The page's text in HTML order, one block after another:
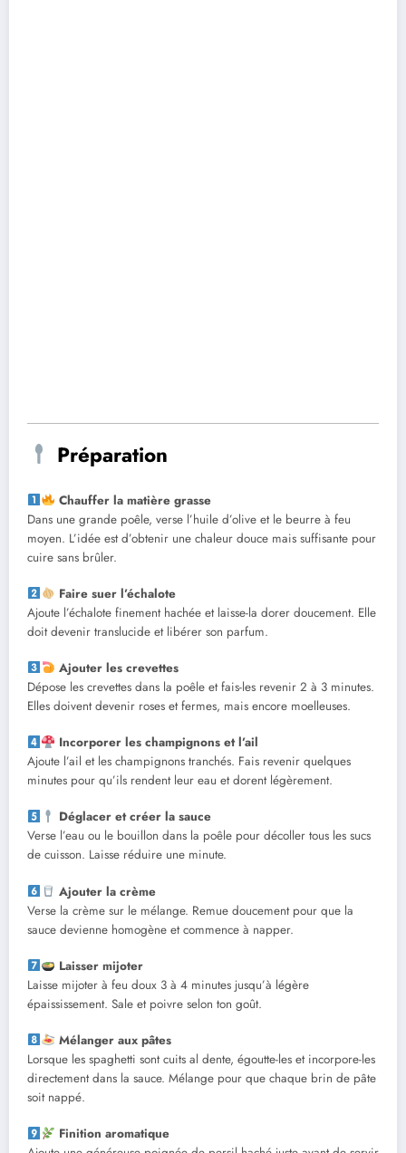
Préparation
Chauffer la matière grasse
Dans une grande poêle, verse l’huile d’olive et le beurre à feu
moyen. L’idée est d’obtenir une chaleur douce mais suffisante pour
cuire sans brûler.
Faire suer l’échalote
Ajoute l’échalote finement hachée et laisse-la dorer doucement. Elle
doit devenir translucide et libérer son parfum.
Ajouter les crevettes
Dépose les crevettes dans la poêle et fais-les revenir 2 à 3 minutes.
Elles doivent devenir roses et fermes, mais encore moelleuses.
Incorporer les champignons et l’ail
Ajoute l’ail et les champignons tranchés. Fais revenir quelques
minutes pour qu’ils rendent leur eau et dorent légèrement.
Déglacer et créer la sauce
Verse l’eau ou le bouillon dans la poêle pour décoller tous les sucs
de cuisson. Laisse réduire une minute.
Ajouter la crème
Verse la crème sur le mélange. Remue doucement pour que la
sauce devienne homogène et commence à napper.
Laisser mijoter
Laisse mijoter à feu doux 3 à 4 minutes jusqu’à légère
épaississement. Sale et poivre selon ton goût.
Mélanger aux pâtes
Lorsque les spaghetti sont cuits al dente, égoutte-les et incorpore-les
directement dans la sauce. Mélange pour que chaque brin de pâte
soit nappé.
Finition aromatique